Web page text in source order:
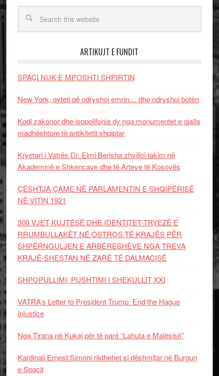
ARTIKUJT E FUNDIT
SPAÇI NUK E MPOSHTI SHPIRTIN
New York, qyteti që ndryshoi emrin… dhe ndryshoi botën
Kodi zakonor dhe isopolifonia dy nga monumentet e gjalla
madhështore të antikitetit shqiptar
Kryetari i Vatrës Dr. Elmi Berisha zhvilloi takim në
Akademinë e Shkencave dhe të Arteve të Kosovës
ÇËSHTJA ÇAME NË PARLAMENTIN E SHQIPËRISË
NË VITIN 1921
300 VJET KUJTESË DHE IDENTITET-TRYEZË E
RRUMBULLAKËT NË OSTROS TË KRAJËS PËR
SHPËRNGULJEN E ARBËRESHËVE NGA TREVA
KRAJË-SHESTAN NË ZARË TË DALMACISË
SHPOPULLIMI, PUSHTIMI I SHEKULLIT XXI
VATRA’s Letter to President Trump: End the Hague
Injustice
Nga Tirana në Kukaj për të parë “Lahuta e Malësisë”
Kardinali Ernest Simoni rikthehet si dëshmitar në Burgun
e Spaçit